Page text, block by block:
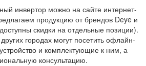
инвертор можно на сайте интернет-
продукцию от брендов Deye и
скидки на отдельные позиции).
городах могут посетить офлайн-
и комплектующие к ним, а
консультацию.